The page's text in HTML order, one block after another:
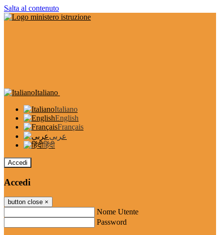
Salta al contenuto
Italiano
Italiano
English
Français
عربى
हिंदी
Accedi
Accedi
button close ×
Nome Utente
Password